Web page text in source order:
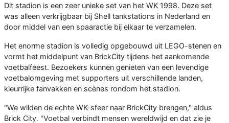
Dit stadion is een zeer unieke set van het WK 1998. Deze set
was alleen verkrijgbaar bij Shell tankstations in Nederland en
door middel van een spaaractie bij elkaar te verzamelen.
Het enorme stadion is volledig opgebouwd uit LEGO-stenen en
vormt het middelpunt van BrickCity tijdens het aankomende
voetbalfeest. Bezoekers kunnen genieten van een levendige
voetbalomgeving met supporters uit verschillende landen,
kleurrijke fanvakken en scènes rondom het stadion.
"We wilden de echte WK-sfeer naar BrickCity brengen," aldus
Brick City. "Voetbal verbindt mensen wereldwijd en dat zie je